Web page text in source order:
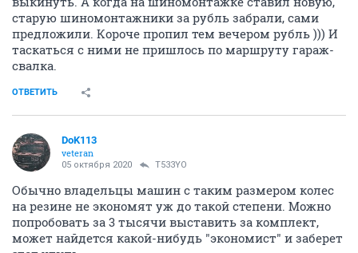
старую шиномонтажники за рубль забрали, сами
предложили. Короче пропил тем вечером рубль ))) И
таскаться с ними не пришлось по маршруту гараж-
свалка.
ОТВЕТИТЬ
DoK113
veteran
05 октября 2020 T533YO
Обычно владельцы машин с таким размером колес
на резине не экономят уж до такой степени. Можно
попробовать за 3 тысячи выставить за комплект,
может найдется какой-нибудь "экономист" и заберет